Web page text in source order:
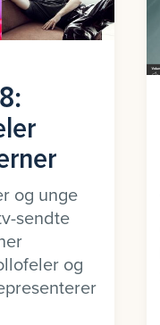
og unge
sendte
og